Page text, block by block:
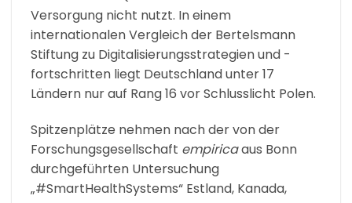
Versorgung nicht nutzt. In einem
internationalen Vergleich der Bertelsmann
Stiftung zu Digitalisierungsstrategien und -
fortschritten liegt Deutschland unter 17
Ländern nur auf Rang 16 vor Schlusslicht Polen.
Spitzenplätze nehmen nach der von der
Forschungsgesellschaft empiricaaus Bonn
durchgeführten Untersuchung
„#SmartHealthSystems“ Estland, Kanada,